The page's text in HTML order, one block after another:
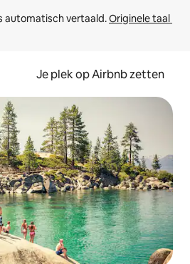
automatisch vertaald. Originele taal
Je plek op Airbnb zetten